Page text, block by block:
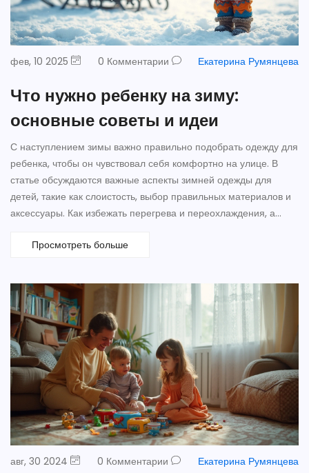
фев, 10 2025 0 Комментарии Екатерина Румянцева
Что нужно ребенку на зиму:
основные советы и идеи
С наступлением зимы важно правильно подобрать одежду для
ребенка, чтобы он чувствовал себя комфортно на улице. В
статье обсуждаются важные аспекты зимней одежды для
детей, такие как слоистость, выбор правильных материалов и
аксессуары. Как избежать перегрева и переохлаждения, а
Полезные советы и практичные рекомендации помогут вам
Просмотреть больше
авг, 30 2024 0 Комментарии Екатерина Румянцева